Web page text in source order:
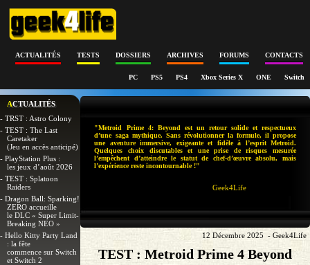
ACTUALITÉS TESTS DOSSIERS ARCHIVES FORUMS CONTACTS
PC PS5 PS4 Xbox Series X ONE Switch
ACTUALITÉS
- TRST : Astro Colony
- TEST : The Last
Caretaker
(Jeu en accès anticipé)
- PlayStation Plus :
les jeux d’août 2026
- TEST : Splatoon
Raiders
- Dragon Ball: Sparking!
ZERO accueille
le DLC « Super Limit-
Breaking NEO »
- Hello Kitty Party Land
: la fête
commence sur Switch
et Switch 2
"Metroid Prime 4: Beyond est un retour solide et respectueux
d’une saga mythique. Sans révolutionner la formule, il propose
une aventure immersive, exigeante et fidèle à l’esprit Metroid.
Quelques choix discutables et une prise de risques mesurée
l’empêchent d’atteindre le statut de chef-d’œuvre absolu, mais
l’expérience reste incontournable !"
Geek4Life
12 Décembre 2025 - Geek4Life
TEST : Metroid Prime 4 Beyond